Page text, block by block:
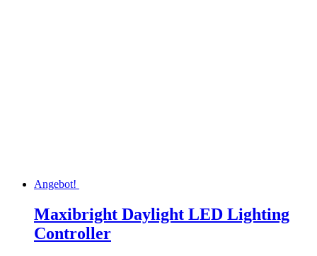
Angebot!
Maxibright Daylight LED Lighting
Controller